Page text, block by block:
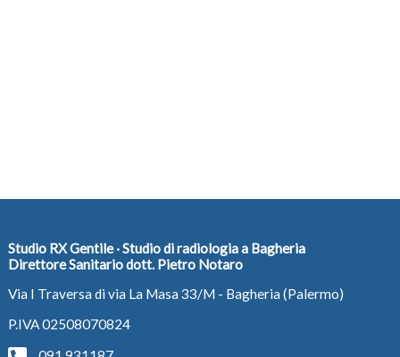
Studio RX Gentile · Studio di radiologia a Bagheria
Direttore Sanitario dott. Pietro Notaro
Via I Traversa di via La Masa 33/M - Bagheria (Palermo)
P.IVA 02508070824